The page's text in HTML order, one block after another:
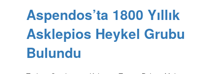
Aspendos’ta 1800 Yıllık
Asklepios Heykel Grubu
Bulundu